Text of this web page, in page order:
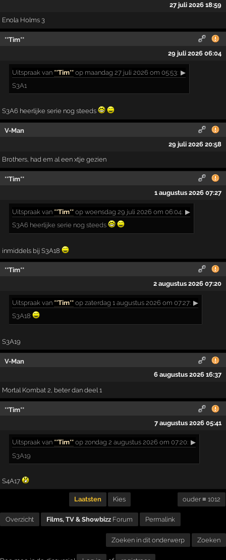
27 juli 2026 18:59
Enola Holms 3
**Tim**
29 juli 2026 06:04
Uitspraak van**Tim** op maandag 27 juli 2026 om 05:53: ▶
S3A1
S3A6 heerlijke serie nog steeds
V-Man
29 juli 2026 20:58
Brothers, had em al een xtje gezien
**Tim**
1 augustus 2026 07:27
Uitspraak van**Tim** op woensdag 29 juli 2026 om 06:04: ▶
S3A6 heerlijke serie nog steeds
inmiddels bij S3A18
**Tim**
2 augustus 2026 07:20
Uitspraak van**Tim** op zaterdag 1 augustus 2026 om 07:27: ▶
S3A18
S3A19
V-Man
6 augustus 2026 16:37
Mortal Kombat 2, beter dan deel 1
**Tim**
7 augustus 2026 05:41
Uitspraak van**Tim** op zondag 2 augustus 2026 om 07:20: ▶
S3A19
S4A17
Laatsten Kies ouder ≡ 1012
Overzicht Films, TV & Showbizz Forum Permalink
Zoeken in dit onderwerp Zoeken